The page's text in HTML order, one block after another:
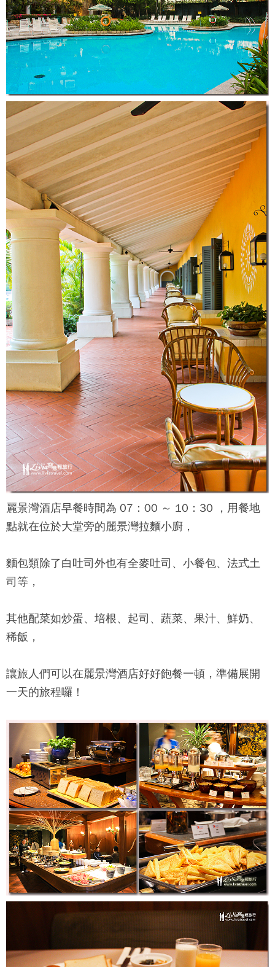
麗景灣酒店早餐時間為 07：00 ～ 10：30 ，用餐地
點就在位於大堂旁的麗景灣拉麵小廚，
麵包類除了白吐司外也有全麥吐司、小餐包、法式土
司等，
其他配菜如炒蛋、培根、起司、蔬菜、果汁、鮮奶、
稀飯，
讓旅人們可以在麗景灣酒店好好飽餐一頓，準備展開
一天的旅程囉！